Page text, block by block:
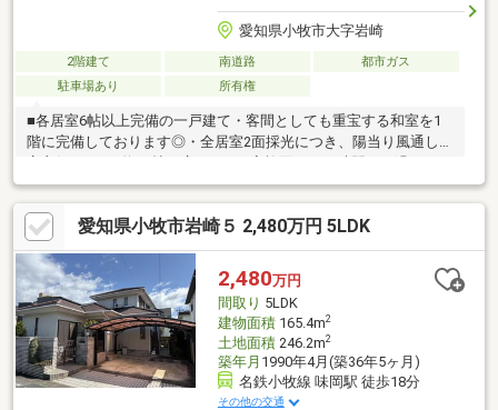
愛知県小牧市大字岩崎
2階建て 南道路
都市ガス
駐車場あり
所有権
■各居室6帖以上完備の一戸建て・客間としても重宝する和室を1
階に完備しております◎・全居室2面採光につき、陽当り風通し大
変良好です♪・約18帖の広々LDKで家族団らんの時間をお過ごしい
ただけます。■周辺環境・味岡小学校 徒歩約18分・岩崎中学
校 徒歩約11分・美鳥第二幼稚園 徒歩約7分・小牧市コミュニ
ティ「岩崎山前」停 徒歩約4分■中古+リノベーションナカジツ
なら不動産のプロと建築のプロがワンストップで対応するので、
住まいに関することなら全て任せることができます！住宅ローン
のご相談や、現地内覧のご予約等いつでも承っております！お気
軽にお問い合わせくださいませ♪
愛知県小牧市岩崎５ 2,480万円 5LDK
2,480万円
間取り 5LDK
建物面積165.4m2
土地面積246.2m2
築年月 1990年4月(築36年5ヶ月)
名鉄小牧線 味岡駅 徒歩18分
その他の交通